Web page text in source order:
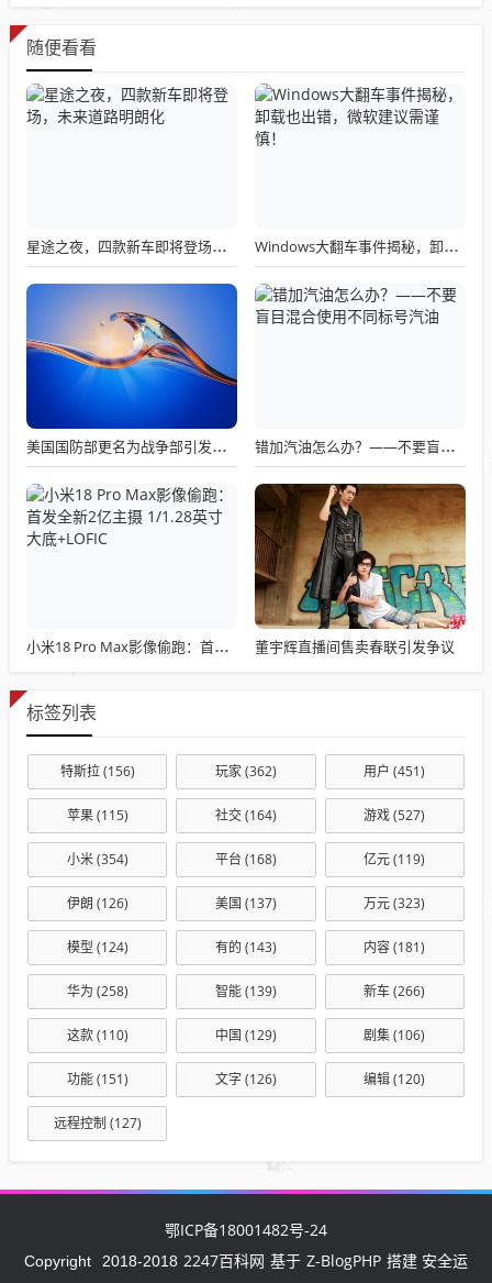
随便看看
星途之夜，四款新车即将登场，未来道路明朗化 Windows大翻车事件揭秘，卸载也出错，微软建议需谨慎！
美国国防部更名为战争部引发关注热议 错加汽油怎么办？——不要盲目混合使用不同标号汽油
小米18 Pro Max影像偷跑：首发全新2亿主摄 1/1.28英寸大底+LOFIC 董宇辉直播间售卖春联引发争议
标签列表
特斯拉(156) 玩家(362) 用户 (451)
苹果(115) 社交(164) 游戏(527)
小米(354) 平台 (168) 亿元(119)
伊朗 (126) 美国 (137) 万元(323)
模型 (124) 有的 (143) 内容(181)
华为 (258) 智能(139) 新车(266)
这款(110) 中国 (129) 剧集(106)
功能(151) 文字(126) 编辑(120)
远程控制 (127)
鄂ICP备18001482号-24
Copyright 2018-2018 2247百科网 基于 Z-BlogPHP 搭建 安全运